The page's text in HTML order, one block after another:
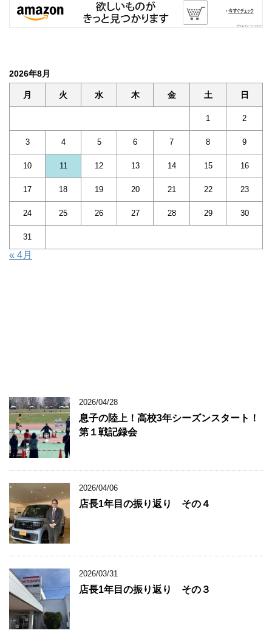
2026年8月
月 火 水 木 金 土 日
1 2
3 4 5 6 7 8 9
10 11 12 13 14 15 16
17 18 19 20 21 22 23
24 25 26 27 28 29 30
31
« 4月
2026/04/28
息子の陸上！高校3年シーズンスタート！
第１戦記録会
2026/04/06
店長1年目の振り返り その４
2026/03/31
店長1年目の振り返り その３